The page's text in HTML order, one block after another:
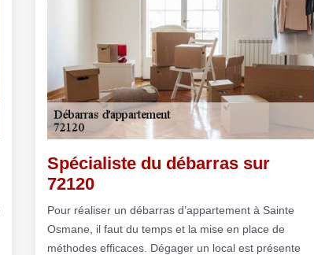
Spécialiste du débarras sur
72120
Pour réaliser un débarras d’appartement à Sainte
Osmane, il faut du temps et la mise en place de
méthodes efficaces. Dégager un local est présente